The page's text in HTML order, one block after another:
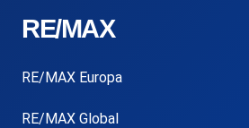
RE/MAX
RE/MAX Europa
RE/MAX Global